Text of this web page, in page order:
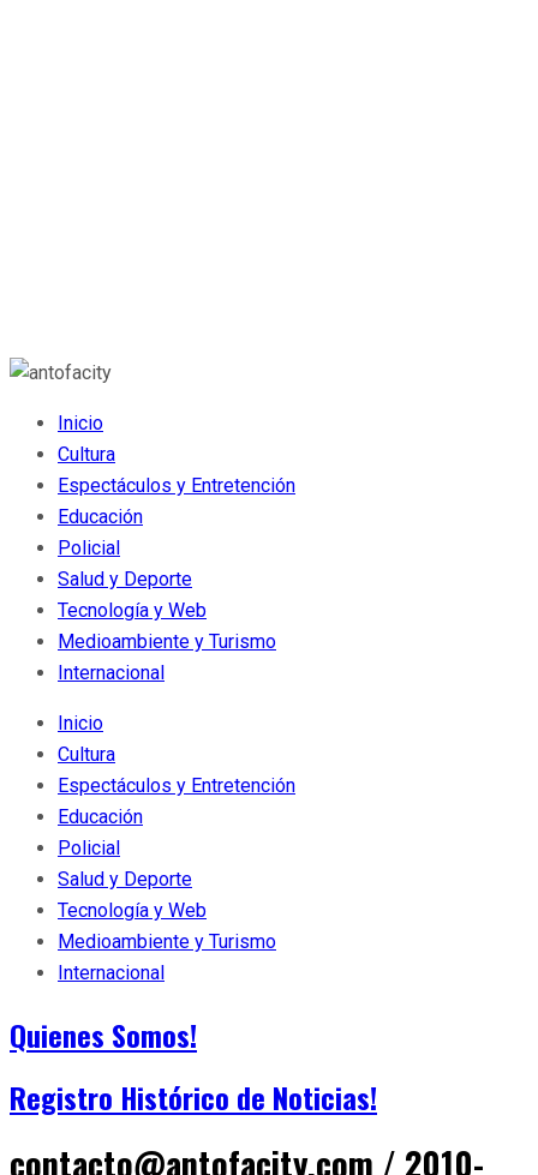
Inicio
Cultura
Espectáculos y Entretención
Educación
Policial
Salud y Deporte
Tecnología y Web
Medioambiente y Turismo
Internacional
Inicio
Cultura
Espectáculos y Entretención
Educación
Policial
Salud y Deporte
Tecnología y Web
Medioambiente y Turismo
Internacional
Quienes Somos!
Registro Histórico de Noticias!
contacto@antofacity.com / 2010-